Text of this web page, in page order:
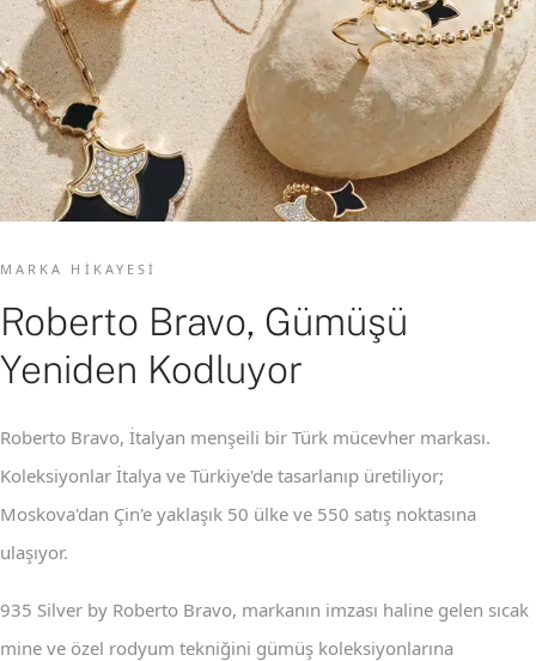
MARKA HIKAYESI
Roberto Bravo, Gümüşü
Yeniden Kodluyor
Roberto Bravo, İtalyan menşeili bir Türk mücevher markası.
Koleksiyonlar İtalya ve Türkiye'de tasarlanıp üretiliyor;
Moskova'dan Çin'e yaklaşık 50 ülke ve 550 satış noktasına
ulaşıyor.
935 Silver by Roberto Bravo, markanın imzası haline gelen sıcak
mine ve özel rodyum tekniğini gümüş koleksiyonlarına